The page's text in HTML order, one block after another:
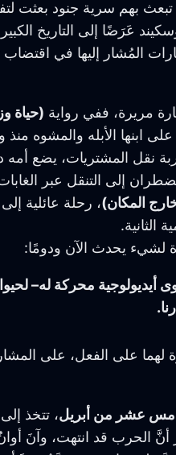
بهم سرية جنود بعثت
عَرَضًا إلى التاريخ
المُشار إليها في
مريرة، ففي رواية (حياة
ابنها الأبله والمشوه
نقل المشتريات، يضع
إلى التنقل عبر
المكان)، رحلة عائلية
الثانية.
لشيء يحدث الآن ودومًا:
محركة له–
لهما على الفعل، على
عشر من أبريل، تتخذ
أنَّ الحرب قد انتهت، وآنَ